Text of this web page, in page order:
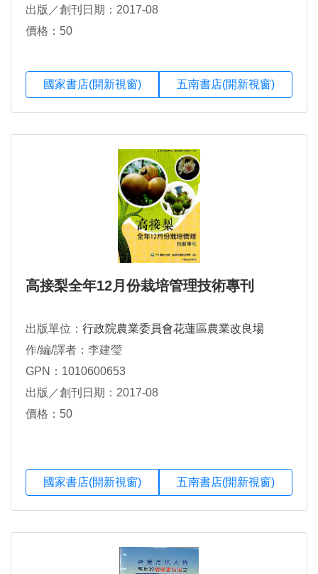
出版／創刊日期：2017-08
價格：50
國家書店(開新視窗) 五南書店(開新視窗)
高接梨全年12月份栽培管理技術專刊
出版單位： 行政院農業委員會花蓮區農業改良場
作/編/譯者：李建瑩
GPN：1010600653
出版／創刊日期：2017-08
價格：50
國家書店(開新視窗) 五南書店(開新視窗)